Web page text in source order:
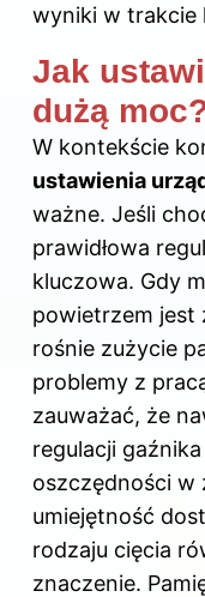
wyniki w trakcie
Jak
dużą
W kontekście
ustawienia
ważne. Jeśli
prawidłowa
kluczowa. Gdy
powietrzem jest
rośnie zużycie
problemy z
zauważać, że
regulacji
oszczędności w
umiejętność
rodzaju cięcia
znaczenie.